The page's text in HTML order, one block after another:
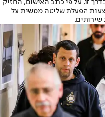
זו, על פי כתב האישום, החזיק
הפעלת שליטה ממשית על
שירותים.